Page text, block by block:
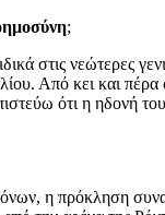
;
στις νεώτερες
Από κει και
ότι η ηδονή
η πρόκληση